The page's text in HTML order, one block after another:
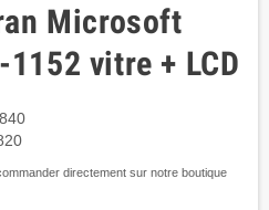
Microsoft
vitre + LCD
directement sur notre boutique